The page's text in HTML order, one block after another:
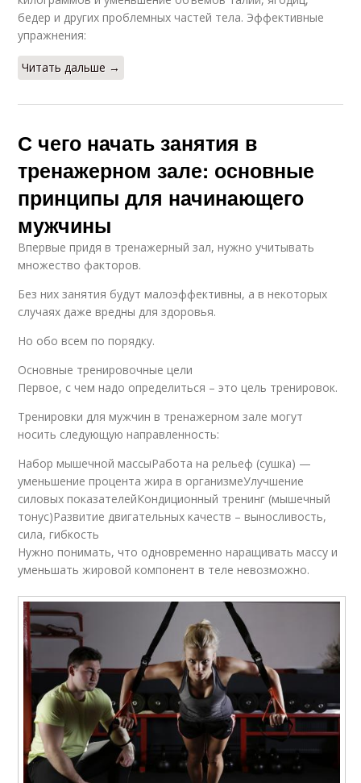
бедер и других проблемных частей тела. Эффективные
упражнения:
Читать дальше →
С чего начать занятия в
тренажерном зале: основные
принципы для начинающего
мужчины
Впервые придя в тренажерный зал, нужно учитывать
множество факторов.
Без них занятия будут малоэффективны, а в некоторых
случаях даже вредны для здоровья.
Но обо всем по порядку.
Основные тренировочные цели
Первое, с чем надо определиться – это цель тренировок.
Тренировки для мужчин в тренажерном зале могут
носить следующую направленность:
Набор мышечной массыРабота на рельеф (сушка) —
уменьшение процента жира в организмеУлучшение
силовых показателейКондиционный тренинг (мышечный
тонус)Развитие двигательных качеств – выносливость,
сила, гибкость
Нужно понимать, что одновременно наращивать массу и
уменьшать жировой компонент в теле невозможно.